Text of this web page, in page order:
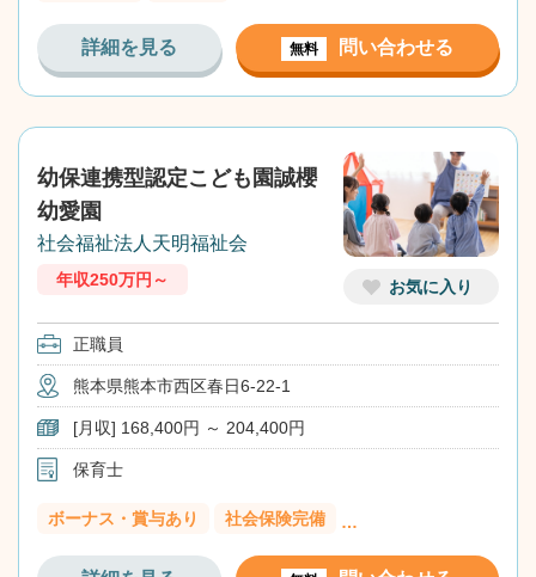
詳細を見る 無料 問い合わせる
お気に入り
幼保連携型認定こども園誠櫻
幼愛園
社会福祉法人天明福祉会
年収250万円～
正職員
熊本県熊本市西区春日6-22-1
[月収] 168,400円 ～ 204,400円
保育士
ボーナス・賞与あり 社会保険完備 …